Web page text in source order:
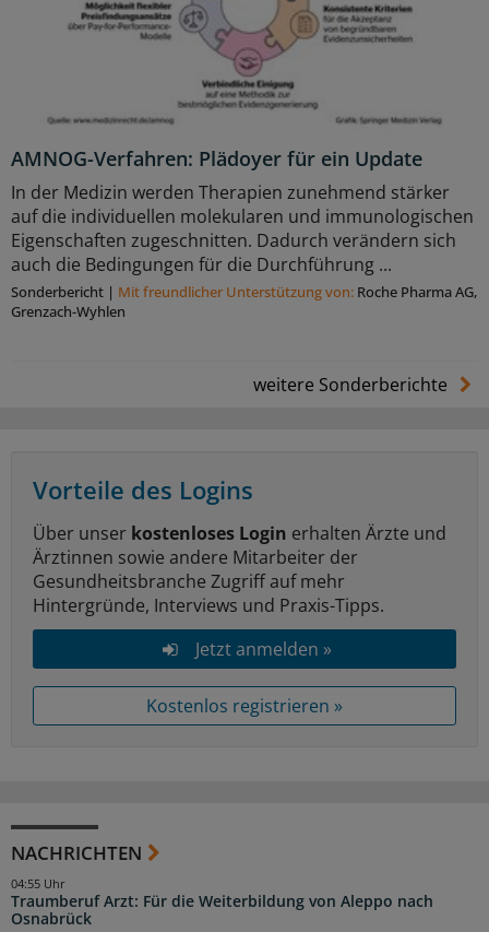
AMNOG-Verfahren: Plädoyer für ein Update
In der Medizin werden Therapien zunehmend stärker
auf die individuellen molekularen und immunologischen
Eigenschaften zugeschnitten. Dadurch verändern sich
auch die Bedingungen für die Durchführung ...
Sonderbericht | Mit freundlicher Unterstützung von: Roche Pharma AG,
Grenzach-Wyhlen
weitere Sonderberichte
Vorteile des Logins
Über unser kostenloses Login erhalten Ärzte und
Ärztinnen sowie andere Mitarbeiter der
Gesundheitsbranche Zugriff auf mehr
Hintergründe, Interviews und Praxis-Tipps.
Jetzt anmelden »
Kostenlos registrieren »
NACHRICHTEN
Traumberuf Arzt: Für die Weiterbildung von Aleppo nach
Osnabrück
04:55 Uhr